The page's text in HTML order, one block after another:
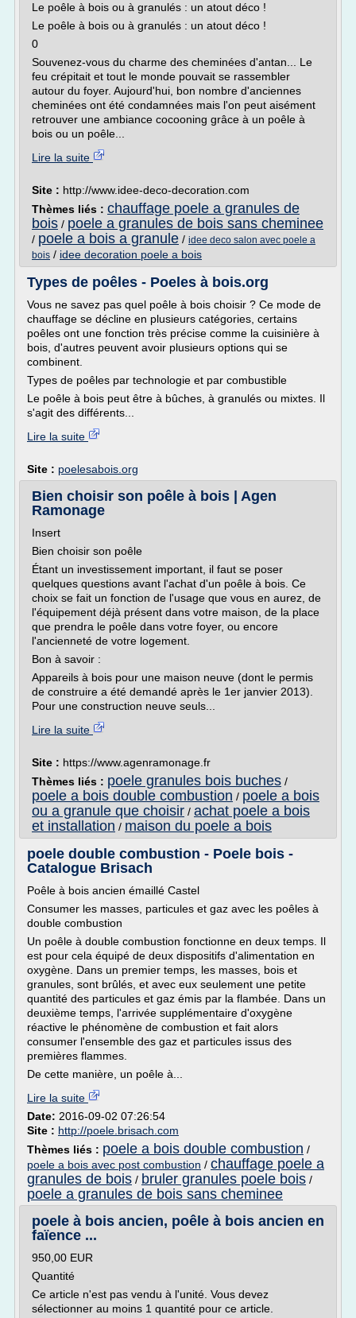
Le poêle à bois ou à granulés : un atout déco !
Le poêle à bois ou à granulés : un atout déco !
0
Souvenez-vous du charme des cheminées d'antan... Le
feu crépitait et tout le monde pouvait se rassembler
autour du foyer. Aujourd'hui, bon nombre d'anciennes
cheminées ont été condamnées mais l'on peut aisément
retrouver une ambiance cocooning grâce à un poêle à
bois ou un poêle...
Lire la suite
Site : http://www.idee-deco-decoration.com
Thèmes liés : chauffage poele a granules de
bois / poele a granules de bois sans cheminee
/ poele a bois a granule / idee deco salon avec poele a
bois / idee decoration poele a bois
Types de poêles - Poeles à bois.org
Vous ne savez pas quel poêle à bois choisir ? Ce mode de
chauffage se décline en plusieurs catégories, certains
poêles ont une fonction très précise comme la cuisinière à
bois, d'autres peuvent avoir plusieurs options qui se
combinent.
Types de poêles par technologie et par combustible
Le poêle à bois peut être à bûches, à granulés ou mixtes. Il
s'agit des différents...
Lire la suite
Site : poelesabois.org
Bien choisir son poêle à bois | Agen
Ramonage
Insert
Bien choisir son poêle
Étant un investissement important, il faut se poser
quelques questions avant l'achat d'un poêle à bois. Ce
choix se fait un fonction de l'usage que vous en aurez, de
l'équipement déjà présent dans votre maison, de la place
que prendra le poêle dans votre foyer, ou encore
l'ancienneté de votre logement.
Bon à savoir :
Appareils à bois pour une maison neuve (dont le permis
de construire a été demandé après le 1er janvier 2013).
Pour une construction neuve seuls...
Lire la suite
Site : https://www.agenramonage.fr
Thèmes liés : poele granules bois buches /
poele a bois double combustion / poele a bois
ou a granule que choisir / achat poele a bois
et installation / maison du poele a bois
poele double combustion - Poele bois -
Catalogue Brisach
Poêle à bois ancien émaillé Castel
Consumer les masses, particules et gaz avec les poêles à
double combustion
Un poêle à double combustion fonctionne en deux temps. Il
est pour cela équipé de deux dispositifs d'alimentation en
oxygène. Dans un premier temps, les masses, bois et
granules, sont brûlés, et avec eux seulement une petite
quantité des particules et gaz émis par la flambée. Dans un
deuxième temps, l'arrivée supplémentaire d'oxygène
réactive le phénomène de combustion et fait alors
consumer l'ensemble des gaz et particules issus des
premières flammes.
De cette manière, un poêle à...
Lire la suite
Date: 2016-09-02 07:26:54
Site : http://poele.brisach.com
Thèmes liés : poele a bois double combustion /
poele a bois avec post combustion / chauffage poele a
granules de bois / bruler granules poele bois /
poele a granules de bois sans cheminee
poele à bois ancien, poêle à bois ancien en
faïence ...
950,00 EUR
Quantité
Ce article n'est pas vendu à l'unité. Vous devez
sélectionner au moins 1 quantité pour ce article.